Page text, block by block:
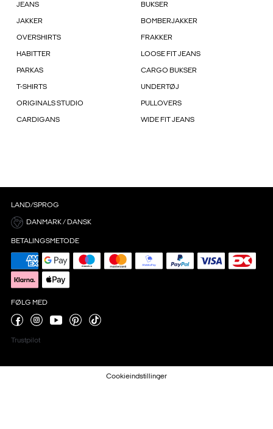
JEANS BUKSER
JAKKER BOMBERJAKKER
OVERSHIRTS FRAKKER
HABITTER LOOSE FIT JEANS
PARKAS CARGO BUKSER
T-SHIRTS UNDERTØJ
ORIGINALS STUDIO PULLOVERS
CARDIGANS WIDE FIT JEANS
LAND/SPROG
DANMARK / DANSK
BETALINGSMETODE
FØLG MED
Trustpilot
Cookieindstillinger